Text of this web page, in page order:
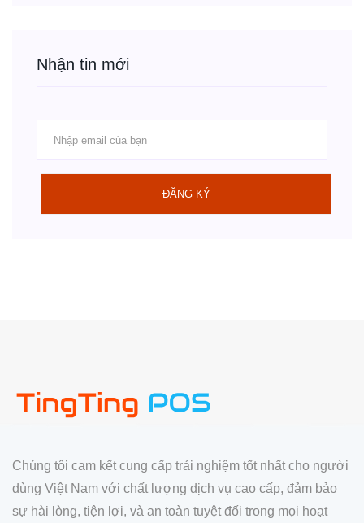
Nhận tin mới
ĐĂNG KÝ
Chúng tôi cam kết cung cấp trải nghiệm tốt nhất cho người
dùng Việt Nam với chất lượng dịch vụ cao cấp, đảm bảo
sự hài lòng, tiện lợi, và an toàn tuyệt đối trong mọi hoạt